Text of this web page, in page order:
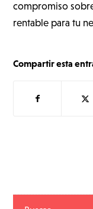
compromiso
rentable para tu
Compartir esta